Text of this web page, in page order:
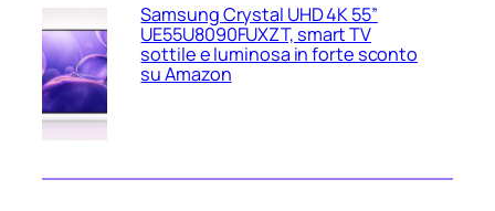
Samsung Crystal UHD 4K 55”
UE55U8090FUXZT, smart TV
sottile e luminosa in forte sconto
su Amazon